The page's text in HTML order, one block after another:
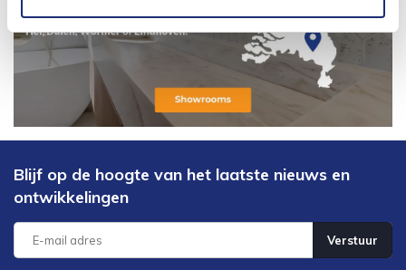
Blijf op de hoogte van het laatste nieuws en
ontwikkelingen
Verstuur